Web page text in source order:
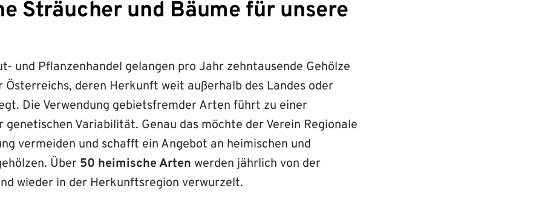
Sträucher und Bäume für unsere
und Pflanzenhandel gelangen pro Jahr zehntausende Gehölze
Österreichs, deren Herkunft weit außerhalb des Landes oder
Die Verwendung gebietsfremder Arten führt zu einer
genetischen Variabilität. Genau das möchte der Verein Regionale
vermeiden und schafft ein Angebot an heimischen und
Über 50 heimische Arten werden jährlich von der
wieder in der Herkunftsregion verwurzelt.